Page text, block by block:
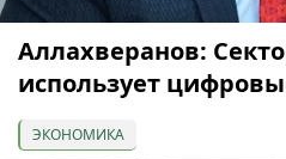
Аллахверанов:
использует
ЭКОНОМИКА